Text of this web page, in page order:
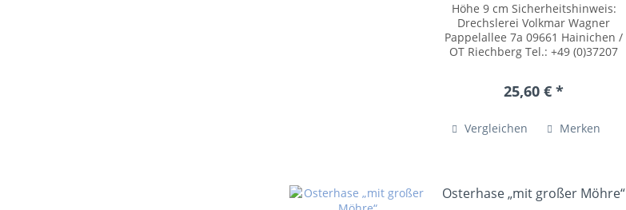
Höhe 9 cm Sicherheitshinweis:
Drechslerei Volkmar Wagner
Pappelallee 7a 09661 Hainichen /
OT Riechberg Tel.: +49 (0)37207
www.drechslerei-volkmar-
verschluckt...
25,60 € *
Vergleichen Merken
Osterhase „mit großer Möhre“